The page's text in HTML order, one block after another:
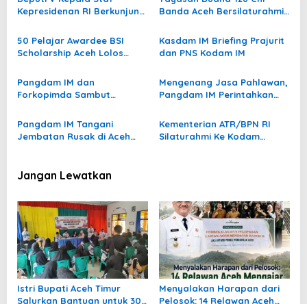
Kepresidenan RI Berkunjung
Banda Aceh Bersilaturahmi
50 Pelajar Awardee BSI
Scholarship Aceh Lolos
Kasdam IM Briefing Prajurit
dan PNS Kodam IM
Pangdam IM dan
Forkopimda Sambut
Mengenang Jasa Pahlawan,
Pangdam IM Perintahkan
012/TU Merenovasi Makam
Pangdam IM Tangani
Jembatan Rusak di Aceh
Kementerian ATR/BPN RI
Silaturahmi Ke Kodam
Jangan Lewatkan
Istri Bupati Aceh Timur
Salurkan Bantuan untuk 309
Menyalakan Harapan dari
Pelosok: 14 Relawan Aceh